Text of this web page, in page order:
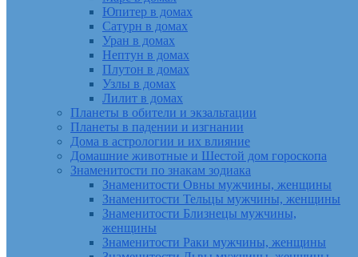
Юпитер в домах
Сатурн в домах
Уран в домах
Нептун в домах
Плутон в домах
Узлы в домах
Лилит в домах
Планеты в обители и экзальтации
Планеты в падении и изгнании
Дома в астрологии и их влияние
Домашние животные и Шестой дом гороскопа
Знаменитости по знакам зодиака
Знаменитости Овны мужчины, женщины
Знаменитости Тельцы мужчины, женщины
Знаменитости Близнецы мужчины,
женщины
Знаменитости Раки мужчины, женщины